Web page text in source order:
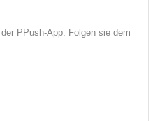
PPush-App. Folgen sie dem